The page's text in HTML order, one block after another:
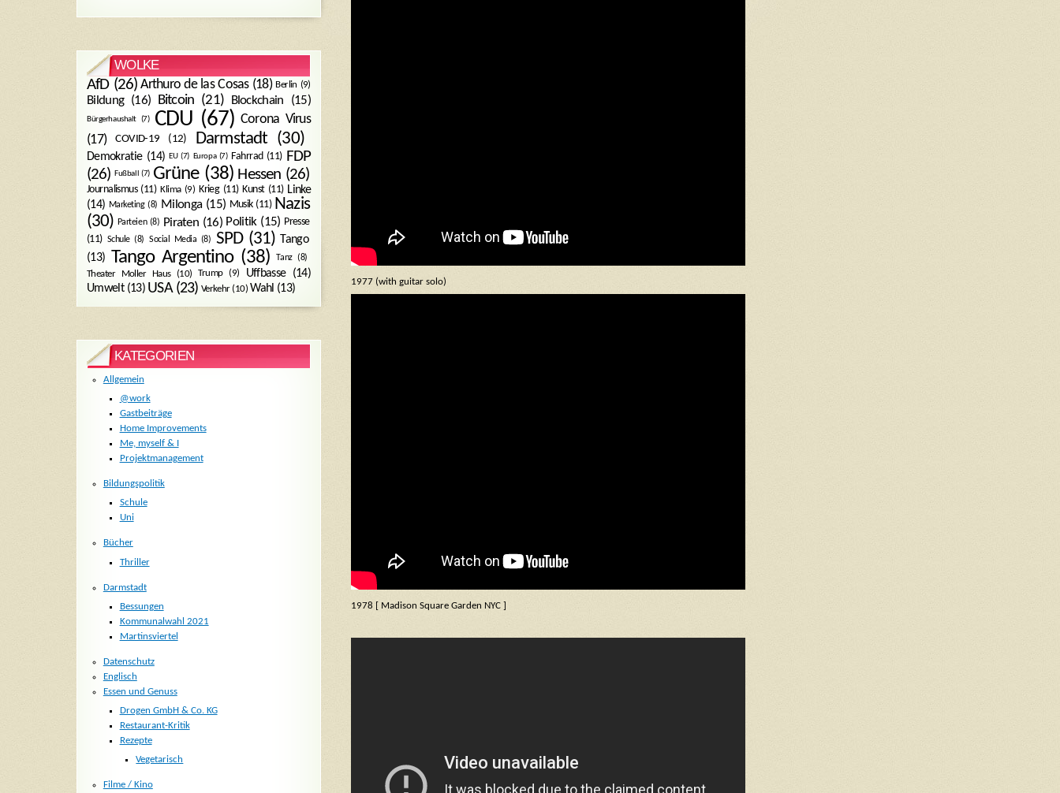
1977 (with guitar solo)
1978 [ Madison Square Garden NYC ]
WOLKE
AfD(26) Arthuro de las Cosas(18) Berlin (9)
Bildung(16) Bitcoin (21) Blockchain (15)
Bürgerhaushalt (7) CDU (67) Corona Virus
(17)
COVID-19 (12) Darmstadt (30)
Demokratie(14) EU(7) Europa(7) Fahrrad (11) FDP
(26) Fußball (7) Grüne(38) Hessen (26)
Journalismus(11) Klima(9) Krieg(11) Kunst(11) Linke
(14) Marketing(8) Milonga(15) Musik(11) Nazis
(30) Parteien(8) Piraten (16) Politik(15) Presse
(11) Schule(8) Social Media (8) SPD(31) Tango
(13)
Tango Argentino(38) Tanz(8)
Theater Moller Haus(10) Trump(9) Uffbasse(14)
Umwelt(13) USA(23) Verkehr(10) Wahl (13)
KATEGORIEN
Allgemein
@work
Gastbeiträge
Home Improvements
Me, myself & I
Projektmanagement
Bildungspolitik
Schule
Uni
Bücher
Thriller
Darmstadt
Bessungen
Kommunalwahl 2021
Martinsviertel
Datenschutz
Englisch
Essen und Genuss
Drogen GmbH & Co. KG
Restaurant-Kritik
Rezepte
Vegetarisch
Filme / Kino